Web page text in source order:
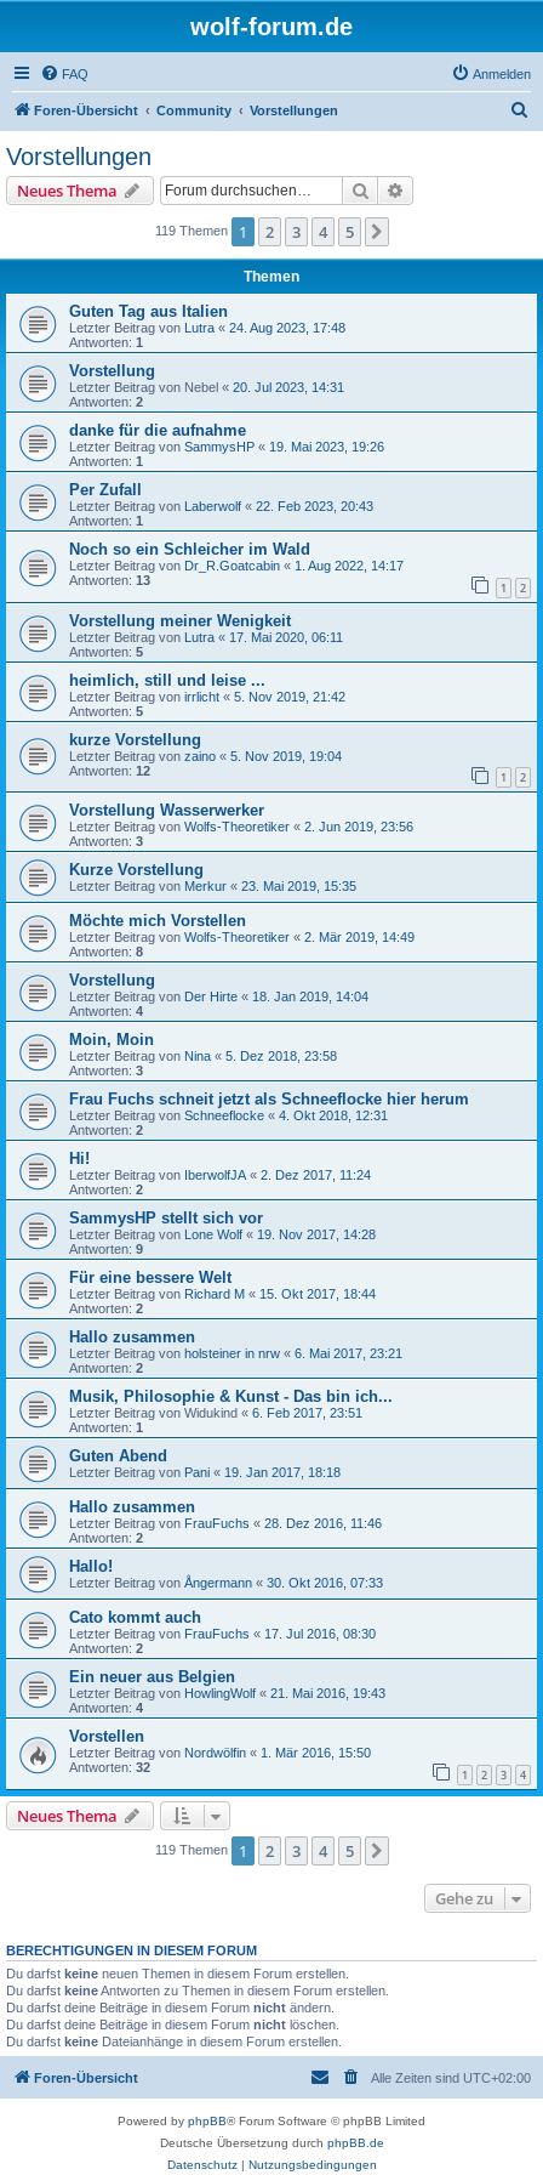
wolf-forum.de
FAQ Anmelden
Foren-Übersicht Community Vorstellungen
Vorstellungen
Neues Thema Suche
119 Themen 1 2 3 4 5
Themen
Guten Tag aus Italien
Letzter Beitrag von Lutra « 24. Aug 2023, 17:48
Antworten: 1
Vorstellung
Letzter Beitrag von Nebel « 20. Jul 2023, 14:31
Antworten: 2
danke für die aufnahme
Letzter Beitrag von SammysHP « 19. Mai 2023, 19:26
Antworten: 1
Per Zufall
Letzter Beitrag von Laberwolf « 22. Feb 2023, 20:43
Antworten: 1
Noch so ein Schleicher im Wald
Letzter Beitrag von Dr_R.Goatcabin « 1. Aug 2022, 14:17
Antworten: 13 1 2
Vorstellung meiner Wenigkeit
Letzter Beitrag von Lutra « 17. Mai 2020, 06:11
Antworten: 5
heimlich, still und leise ...
Letzter Beitrag von irrlicht « 5. Nov 2019, 21:42
Antworten: 5
kurze Vorstellung
Letzter Beitrag von zaino « 5. Nov 2019, 19:04
Antworten: 12 1 2
Vorstellung Wasserwerker
Letzter Beitrag von Wolfs-Theoretiker « 2. Jun 2019, 23:56
Antworten: 3
Kurze Vorstellung
Letzter Beitrag von Merkur « 23. Mai 2019, 15:35
Möchte mich Vorstellen
Letzter Beitrag von Wolfs-Theoretiker « 2. Mär 2019, 14:49
Antworten: 8
Vorstellung
Letzter Beitrag von Der Hirte « 18. Jan 2019, 14:04
Antworten: 4
Moin, Moin
Letzter Beitrag von Nina « 5. Dez 2018, 23:58
Antworten: 3
Frau Fuchs schneit jetzt als Schneeflocke hier herum
Letzter Beitrag von Schneeflocke « 4. Okt 2018, 12:31
Antworten: 2
Hi!
Letzter Beitrag von IberwolfJA « 2. Dez 2017, 11:24
Antworten: 2
SammysHP stellt sich vor
Letzter Beitrag von Lone Wolf « 19. Nov 2017, 14:28
Antworten: 9
Für eine bessere Welt
Letzter Beitrag von Richard M « 15. Okt 2017, 18:44
Antworten: 2
Hallo zusammen
Letzter Beitrag von holsteiner in nrw « 6. Mai 2017, 23:21
Antworten: 2
Musik, Philosophie & Kunst - Das bin ich...
Letzter Beitrag von Widukind « 6. Feb 2017, 23:51
Antworten: 1
Guten Abend
Letzter Beitrag von Pani « 19. Jan 2017, 18:18
Hallo zusammen
Letzter Beitrag von FrauFuchs « 28. Dez 2016, 11:46
Antworten: 2
Hallo!
Letzter Beitrag von Ångermann « 30. Okt 2016, 07:33
Cato kommt auch
Letzter Beitrag von FrauFuchs « 17. Jul 2016, 08:30
Antworten: 2
Ein neuer aus Belgien
Letzter Beitrag von HowlingWolf « 21. Mai 2016, 19:43
Antworten: 4
Vorstellen
Letzter Beitrag von Nordwölfin « 1. Mär 2016, 15:50
Antworten: 32 1 2 3 4
Neues Thema
119 Themen 1 2 3 4 5
Gehe zu
BERECHTIGUNGEN IN DIESEM FORUM
Du darfst keine neuen Themen in diesem Forum erstellen.
Du darfst keineAntworten zu Themen in diesem Forum erstellen.
Du darfst deine Beiträge in diesem Forum nicht ändern.
Du darfst deine Beiträge in diesem Forum nicht löschen.
Du darfst keine Dateianhänge in diesem Forum erstellen.
Foren-Übersicht Alle Zeiten sind UTC+02:00
Powered by phpBB® Forum Software © phpBB Limited
Deutsche Übersetzung durch phpBB.de
Datenschutz| Nutzungsbedingungen